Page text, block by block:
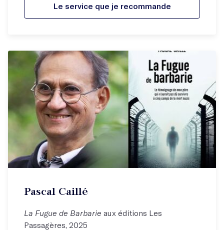
Le service que je recommande
Pascal Caillé
La Fugue de Barbarie aux éditions Les
Passagères, 2025